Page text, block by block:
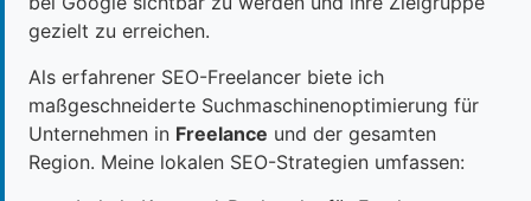
gezielt zu erreichen.
Als erfahrener SEO-Freelancer biete ich
maßgeschneiderte Suchmaschinenoptimierung für
Unternehmen in Freelance und der gesamten
Region. Meine lokalen SEO-Strategien umfassen: